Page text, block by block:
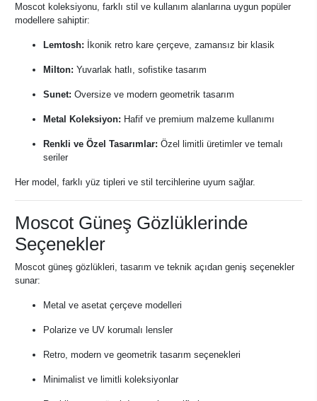
Moscot koleksiyonu, farklı stil ve kullanım alanlarına uygun popüler
modellere sahiptir:
Lemtosh: İkonik retro kare çerçeve, zamansız bir klasik
Milton: Yuvarlak hatlı, sofistike tasarım
Sunet: Oversize ve modern geometrik tasarım
Metal Koleksiyon: Hafif ve premium malzeme kullanımı
Renkli ve Özel Tasarımlar: Özel limitli üretimler ve temalı
seriler
Her model, farklı yüz tipleri ve stil tercihlerine uyum sağlar.
Moscot Güneş Gözlüklerinde
Seçenekler
Moscot güneş gözlükleri, tasarım ve teknik açıdan geniş seçenekler
sunar:
Metal ve asetat çerçeve modelleri
Polarize ve UV korumalı lensler
Retro, modern ve geometrik tasarım seçenekleri
Minimalist ve limitli koleksiyonlar